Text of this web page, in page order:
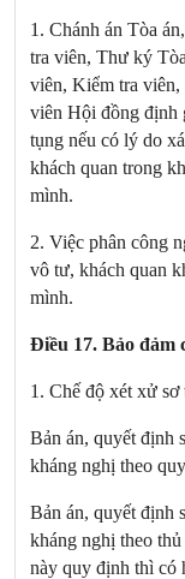
1. Chánh án Tòa
tra viên, Thư ký
viên, Kiểm tra
viên Hội đồng định
tụng nếu có lý do
khách quan trong
mình.
2. Việc phân công
vô tư, khách quan
mình.
Điều 17. Bảo đảm
1. Chế độ xét xử sơ
Bản án, quyết định
kháng nghị theo
Bản án, quyết định
kháng nghị theo
này quy định thì có